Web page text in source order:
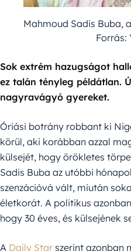
Mahmoud Sadis Buba,
Forrás:
Sok extrém hazugságot
ez talán tényleg példátlan.
nagyravágyó gyereket.
Óriási botrány robbant ki
körül, aki korábban azzal
külsejét, hogy örökletes
Sadis Buba az utóbbi
szenzációvá vált, miután
életkorát. A politikus
hogy 30 éves, és külsejének
A Daily Star szerint azonban